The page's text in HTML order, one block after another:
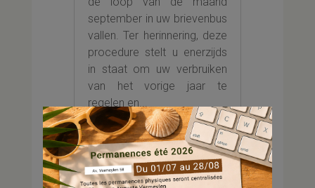
september in uw brievenbus
vallen. Ter herinnering, deze
procedure stelt u enerzijds
in staat om uw verbruiken
van het vorige jaar te
regelen en...
...